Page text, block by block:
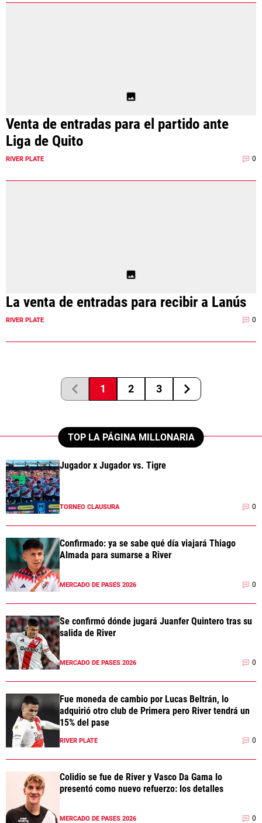
Venta de entradas para el partido ante
Liga de Quito
RIVER PLATE 0
La venta de entradas para recibir a Lanús
RIVER PLATE 0
1 2 3
TOP LA PÁGINA MILLONARIA
Jugador x Jugador vs. Tigre
TORNEO CLAUSURA 0
Confirmado: ya se sabe qué día viajará Thiago
Almada para sumarse a River
MERCADO DE PASES 2026 0
Se confirmó dónde jugará Juanfer Quintero tras su
salida de River
MERCADO DE PASES 2026 0
Fue moneda de cambio por Lucas Beltrán, lo
adquirió otro club de Primera pero River tendrá un
15% del pase
RIVER PLATE 0
Colidio se fue de River y Vasco Da Gama lo
presentó como nuevo refuerzo: los detalles
MERCADO DE PASES 2026 0